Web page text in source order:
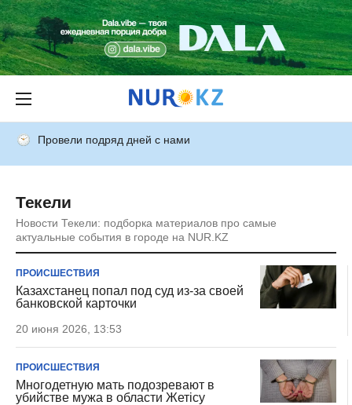
Провели подряд дней с нами
Текели
Новости Текели: подборка материалов про самые
актуальные события в городе на NUR.KZ
ПРОИСШЕСТВИЯ
Казахстанец попал под суд из-за своей
банковской карточки
20 июня 2026, 13:53
ПРОИСШЕСТВИЯ
Многодетную мать подозревают в
убийстве мужа в области Жетісу